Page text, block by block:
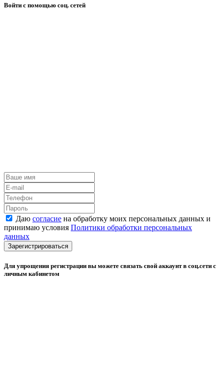
Войти с помощью соц. сетей
Даю согласие на обработку моих персональных данных и
принимаю условия Политики обработки персональных
данных
Зарегистрироваться
Для упрощения регистрации вы можете связать свой аккаунт в соц.сети с
личным кабинетом